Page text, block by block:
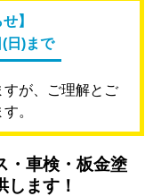
】
日)まで
が、
ご理解とご
。
・車検・板金塗
ます！